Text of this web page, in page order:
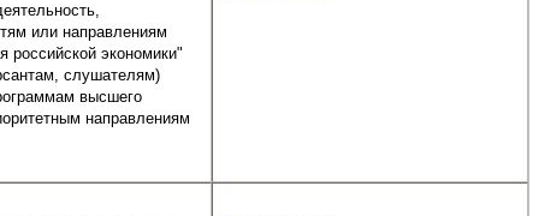
или направлениям
российской экономики"
слушателям)
высшего
направлениям